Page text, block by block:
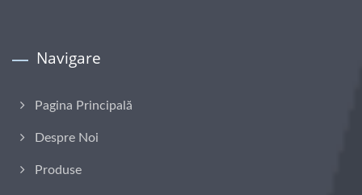
Navigare
Pagina Principală
Despre Noi
Produse